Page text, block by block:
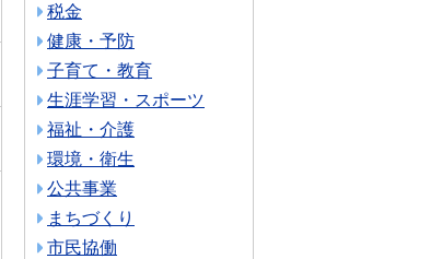
税金
健康・予防
子育て・教育
生涯学習・スポーツ
福祉・介護
環境・衛生
公共事業
まちづくり
市民協働